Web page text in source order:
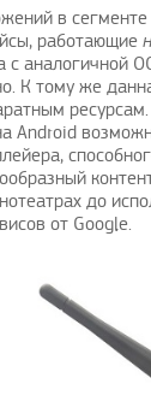
в
работающие
с аналогичной
К тому же
Android
до
от Google.